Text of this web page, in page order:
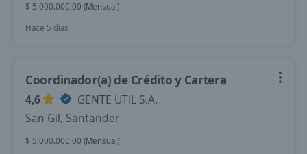
$ 5.000.000,00 (Mensual)
Hace 5 días
Coordinador(a) de Crédito y Cartera
4,6
GENTE UTIL S.A.
San Gil, Santander
$ 5.000.000,00 (Mensual)